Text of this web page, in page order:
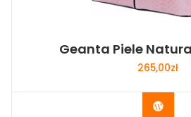
Geanta Piele
265,00zł
Buy